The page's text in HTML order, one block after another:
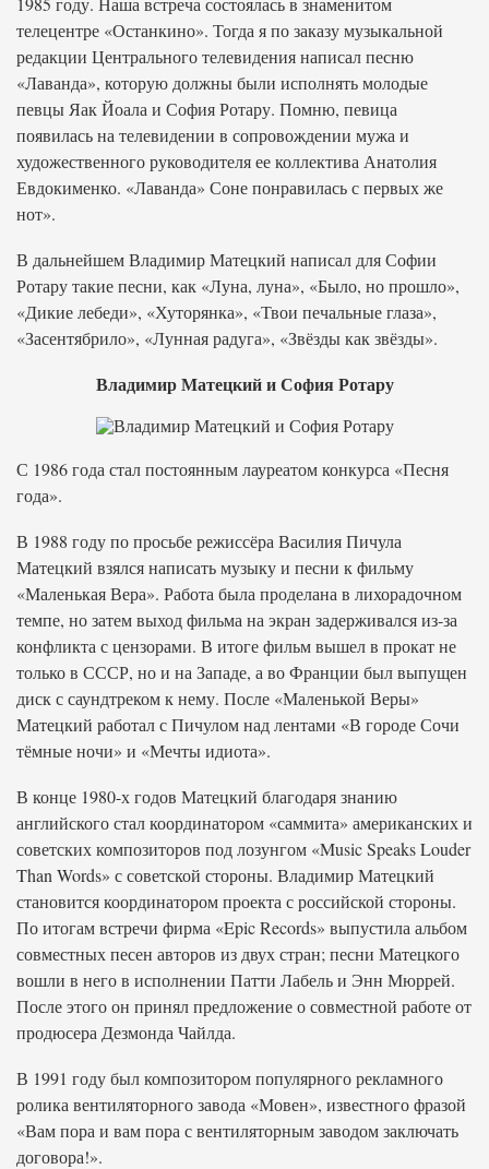
телецентре «Останкино». Тогда я по заказу музыкальной
редакции Центрального телевидения написал песню
«Лаванда», которую должны были исполнять молодые
певцы Яак Йоала и София Ротару. Помню, певица
появилась на телевидении в сопровождении мужа и
художественного руководителя ее коллектива Анатолия
Евдокименко. «Лаванда» Соне понравилась с первых же
нот».
В дальнейшем Владимир Матецкий написал для Софии
Ротару такие песни, как «Луна, луна», «Было, но прошло»,
«Дикие лебеди», «Хуторянка», «Твои печальные глаза»,
«Засентябрило», «Лунная радуга», «Звёзды как звёзды».
Владимир Матецкий и София Ротару
С 1986 года стал постоянным лауреатом конкурса «Песня
года».
В 1988 году по просьбе режиссёра Василия Пичула
Матецкий взялся написать музыку и песни к фильму
«Маленькая Вера». Работа была проделана в лихорадочном
темпе, но затем выход фильма на экран задерживался из-за
конфликта с цензорами. В итоге фильм вышел в прокат не
только в СССР, но и на Западе, а во Франции был выпущен
диск с саундтреком к нему. После «Маленькой Веры»
Матецкий работал с Пичулом над лентами «В городе Сочи
тёмные ночи» и «Мечты идиота».
В конце 1980-х годов Матецкий благодаря знанию
английского стал координатором «саммита» американских и
советских композиторов под лозунгом «Music Speaks Louder
Than Words» с советской стороны. Владимир Матецкий
становится координатором проекта с российской стороны.
По итогам встречи фирма «Epic Records» выпустила альбом
совместных песен авторов из двух стран; песни Матецкого
вошли в него в исполнении Патти Лабель и Энн Мюррей.
После этого он принял предложение о совместной работе от
продюсера Дезмонда Чайлда.
В 1991 году был композитором популярного рекламного
ролика вентиляторного завода «Мовен», известного фразой
«Вам пора и вам пора с вентиляторным заводом заключать
договора!».